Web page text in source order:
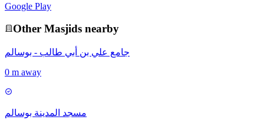
Google Play
Other Masjids nearby
جامع علي بن أبي طالب - بوسالم
0 m away
مسجد المدينة بوسالم